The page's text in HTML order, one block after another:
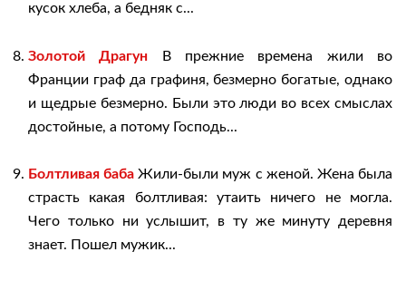
кусок хлеба, а бедняк с...
Золотой Драгун В прежние времена жили во
Франции граф да графиня, безмерно богатые, однако
и щедрые безмерно. Были это люди во всех смыслах
достойные, а потому Господь...
Болтливая баба Жили-были муж с женой. Жена была
страсть какая болтливая: утаить ничего не могла.
Чего только ни услышит, в ту же минуту деревня
знает. Пошел мужик...